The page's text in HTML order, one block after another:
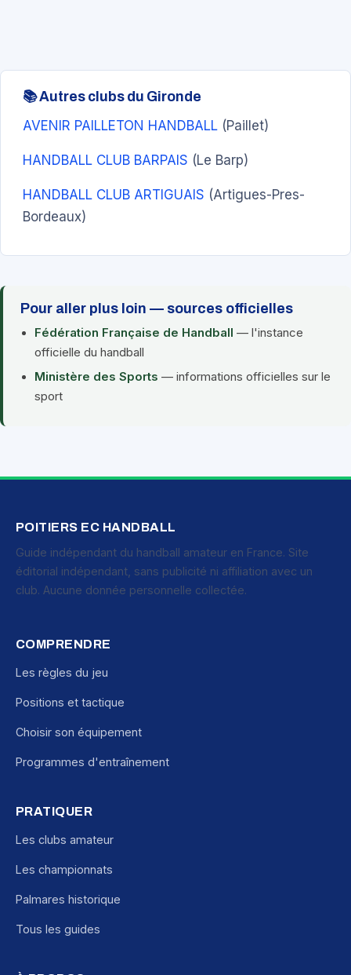
📚 Autres clubs du Gironde
AVENIR PAILLETON HANDBALL (Paillet)
HANDBALL CLUB BARPAIS (Le Barp)
HANDBALL CLUB ARTIGUAIS (Artigues-Pres-
Bordeaux)
Pour aller plus loin — sources officielles
Fédération Française de Handball — l'instance
officielle du handball
Ministère des Sports — informations officielles sur le
sport
POITIERS EC HANDBALL
Guide indépendant du handball amateur en France. Site
éditorial indépendant, sans publicité ni affiliation avec un
club. Aucune donnée personnelle collectée.
COMPRENDRE
Les règles du jeu
Positions et tactique
Choisir son équipement
Programmes d'entraînement
PRATIQUER
Les clubs amateur
Les championnats
Palmares historique
Tous les guides